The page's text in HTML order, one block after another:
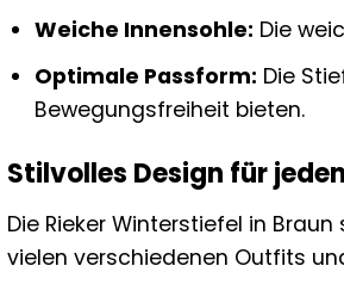
Weiche Innensohle: Die
Optimale Passform: Die
Bewegungsfreiheit bieten.
Stilvolles Design für
Die Rieker Winterstiefel in
vielen verschiedenen Outfits